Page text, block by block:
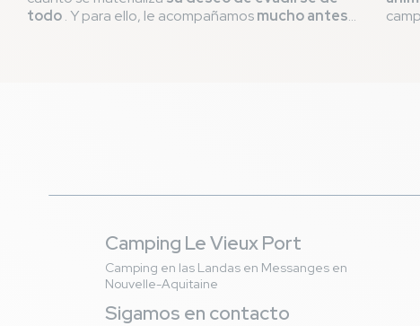
todo. Y para ello, le acompañamosmucho antes
Camping Le Vieux Port
Camping en las Landas en Messanges en
Nouvelle-Aquitaine
Sigamos en contacto